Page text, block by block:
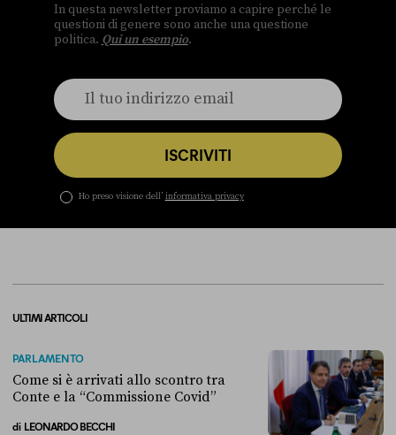
In questa newsletter proviamo a capire perché le
questioni di genere sono anche una questione
politica. Qui un esempio.
ISCRIVITI
Ho preso visione dell’ informativa privacy
ULTIMI ARTICOLI
PARLAMENTO
Come si è arrivati allo scontro tra
Conte e la “Commissione Covid”
di LEONARDO BECCHI